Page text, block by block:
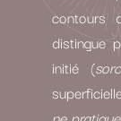
contours
distingue
initié (